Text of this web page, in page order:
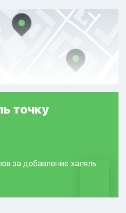
точку
за добавление халяль